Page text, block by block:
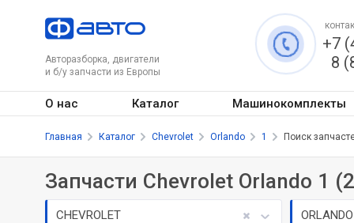
Авторазборка, двигатели
и б/у запчасти из Европы
+7
8
О нас Каталог Машинокомплекты
Главная Каталог Chevrolet Orlando 1 Поиск
Запчасти Chevrolet Orlando 1
CHEVROLET ORLANDO